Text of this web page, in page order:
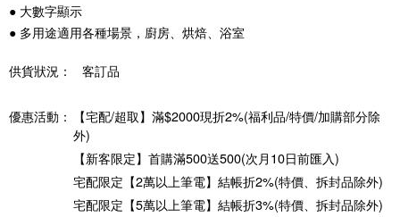
● 大數字顯示
● 多用途適用各種場景，廚房、烘焙、浴室
供貨狀況： 客訂品
優惠活動：
【宅配/超取】滿$2000現折2%(福利品/特價/加購部分除
外)
【新客限定】首購滿500送500(次月10日前匯入)
宅配限定【2萬以上筆電】結帳折2%(特價、拆封品除外)
宅配限定【5萬以上筆電】結帳折3%(特價、拆封品除外)